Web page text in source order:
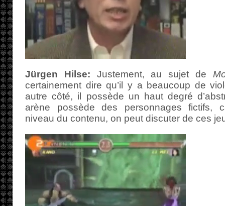
Jürgen Hilse: Justement, au sujet de
certainement dire qu’il y a beaucoup de
autre côté, il possède un haut degré
arène possède des personnages fictifs,
niveau du contenu, on peut discuter de ces